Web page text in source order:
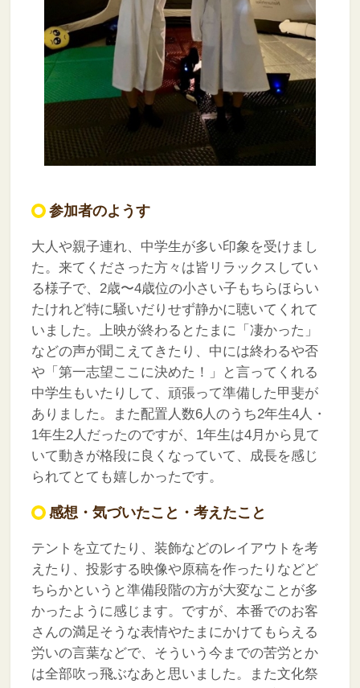
参加者のようす
大人や親子連れ、中学生が多い印象を受けまし
た。来てくださった方々は皆リラックスしてい
る様子で、2歳〜4歳位の小さい子もちらほらい
たけれど特に騒いだりせず静かに聴いてくれて
いました。上映が終わるとたまに「凄かった」
などの声が聞こえてきたり、中には終わるや否
や「第一志望ここに決めた！」と言ってくれる
中学生もいたりして、頑張って準備した甲斐が
ありました。また配置人数6人のうち2年生4人・
1年生2人だったのですが、1年生は4月から見て
いて動きが格段に良くなっていて、成長を感じ
られてとても嬉しかったです。
感想・気づいたこと・考えたこと
テントを立てたり、装飾などのレイアウトを考
えたり、投影する映像や原稿を作ったりなどど
ちらかというと準備段階の方が大変なことが多
かったように感じます。ですが、本番でのお客
さんの満足そうな表情やたまにかけてもらえる
労いの言葉などで、そういう今までの苦労とか
は全部吹っ飛ぶなあと思いました。また文化祭